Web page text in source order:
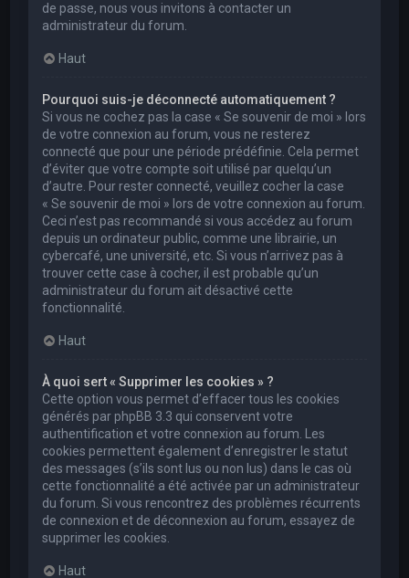
de passe, nous vous invitons à contacter un
administrateur du forum.
Haut
Pourquoi suis-je déconnecté automatiquement ?
Si vous ne cochez pas la case « Se souvenir de moi » lors
de votre connexion au forum, vous ne resterez
connecté que pour une période prédéfinie. Cela permet
d’éviter que votre compte soit utilisé par quelqu’un
d’autre. Pour rester connecté, veuillez cocher la case
« Se souvenir de moi » lors de votre connexion au forum.
Ceci n’est pas recommandé si vous accédez au forum
depuis un ordinateur public, comme une librairie, un
cybercafé, une université, etc. Si vous n’arrivez pas à
trouver cette case à cocher, il est probable qu’un
administrateur du forum ait désactivé cette
fonctionnalité.
Haut
À quoi sert « Supprimer les cookies » ?
Cette option vous permet d’effacer tous les cookies
générés par phpBB 3.3 qui conservent votre
authentification et votre connexion au forum. Les
cookies permettent également d’enregistrer le statut
des messages (s’ils sont lus ou non lus) dans le cas où
cette fonctionnalité a été activée par un administrateur
du forum. Si vous rencontrez des problèmes récurrents
de connexion et de déconnexion au forum, essayez de
supprimer les cookies.
Haut